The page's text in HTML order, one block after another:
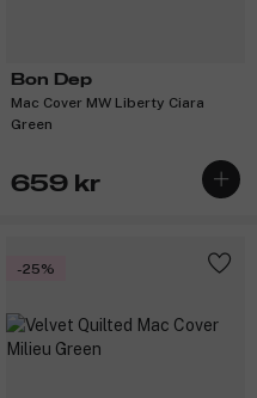
Bon Dep
Mac Cover MW Liberty Ciara
Green
659 kr
-25%